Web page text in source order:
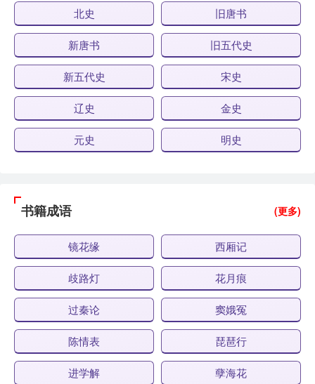
北史 旧唐书
新唐书 旧五代史
新五代史 宋史
辽史 金史
元史 明史
书籍成语 (更多)
镜花缘 西厢记
歧路灯 花月痕
过秦论 窦娥冤
陈情表 琵琶行
进学解 孽海花